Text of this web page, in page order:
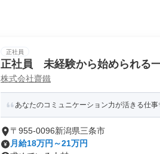
正社員
正社員 未経験から始められる
株式会社齋鐵
あなたのコミュニケーション力が活きる仕事
〒955-0096新潟県三条市
月給18万円～21万円